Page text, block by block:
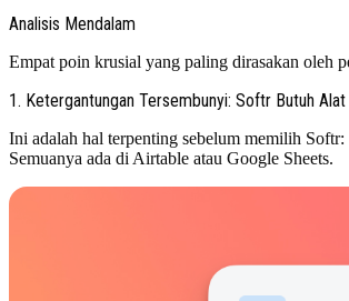
Analisis Mendalam
Empat poin krusial yang paling dirasakan oleh
1. Ketergantungan Tersembunyi: Softr Butuh Alat
Ini adalah hal terpenting sebelum memilih
Semuanya ada di Airtable atau Google Sheets.